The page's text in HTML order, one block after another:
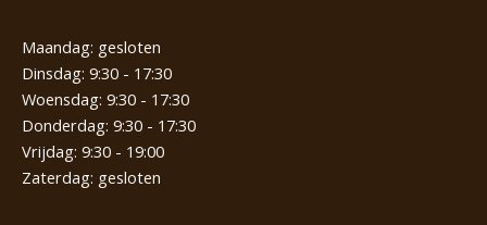
Maandag: gesloten
Dinsdag: 9:30 - 17:30
Woensdag: 9:30 - 17:30
Donderdag: 9:30 - 17:30
Vrijdag: 9:30 - 19:00
Zaterdag: gesloten